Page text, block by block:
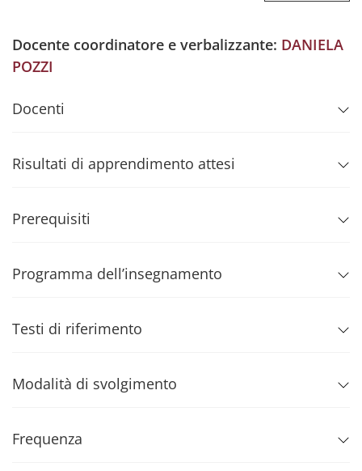
Docente coordinatore e verbalizzante: DANIELA
POZZI
Docenti
Risultati di apprendimento attesi
Prerequisiti
Programma dell’insegnamento
Testi di riferimento
Modalità di svolgimento
Frequenza